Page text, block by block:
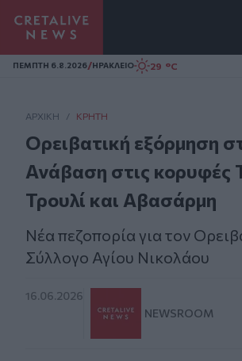
Homepage
ΠΕΜΠΤΗ 6.8.2026/ΗΡΑΚΛΕΙΟ 29 °C
ΑΡΧΙΚΗ / ΚΡΉΤΗ
Ορειβατική εξόρμηση
Ανάβαση στις κορυφές
Τρουλί και Αβασάρμη
Νέα πεζοπορία για τον
Σύλλογο Αγίου Νικολάου
16.06.2026
NEWSROOM